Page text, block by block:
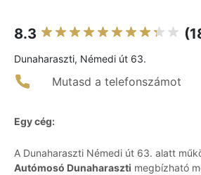
8.3
Dunaharaszti, Némedi út 63.
Mutasd a telefonszámot
Egy cég:
A Dunaharaszti Némedi út 63. alatt
Autómosó Dunaharaszti megbízható